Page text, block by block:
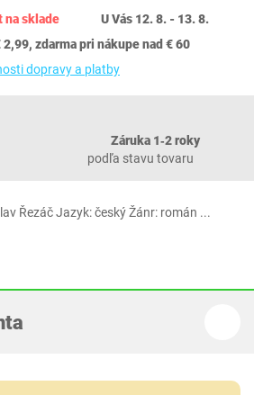
na sklade
U Vás 12. 8. - 13. 8.
2,99, zdarma pri nákupe nad € 60
dopravy a platby
Záruka 1‐2 roky
podľa stavu tovaru
Řezáč Jazyk: český Žánr: román ...